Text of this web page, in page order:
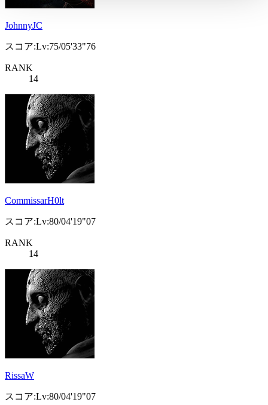
JohnnyJC
スコア:Lv:75/05'33"76
RANK
14
CommissarH0lt
スコア:Lv:80/04'19"07
RANK
14
RissaW
スコア:Lv:80/04'19"07